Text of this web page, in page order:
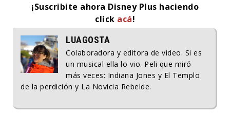
¡Suscribite ahora Disney Plus haciendo
click acá!
LUAGOSTA
Colaboradora y editora de video. Si es
un musical ella lo vio. Peli que miró
más veces: Indiana Jones y El Templo
de la perdición y La Novicia Rebelde.